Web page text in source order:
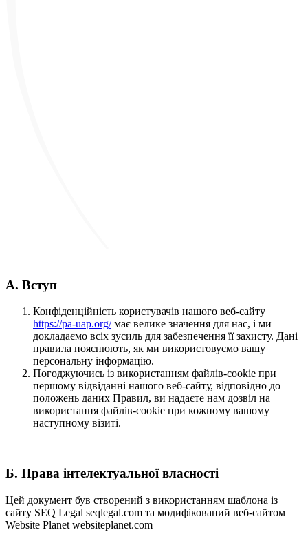
A. Вступ
Конфіденційність користувачів нашого веб-сайту
https://pa-uap.org/має велике значення для нас, і ми
докладаємо всіх зусиль для забезпечення її захисту. Дані
правила пояснюють, як ми використовуємо вашу
персональну інформацію.
Погоджуючись із використанням файлів-cookie при
першому відвіданні нашого веб-сайту, відповідно до
положень даних Правил, ви надаєте нам дозвіл на
використання файлів-cookie при кожному вашому
наступному візиті.
Б. Права інтелектуальної власності
Цей документ був створений з використанням шаблона із
сайту SEQ Legal seqlegal.com та модифікований веб-сайтом
Website Planet websiteplanet.com